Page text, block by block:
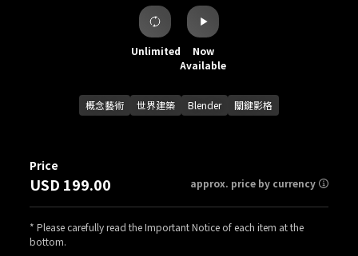
Unlimited
Now
Available
概念藝術 世界建築 Blender 關鍵影格
Price
USD 199.00 approx. price by currency
* Please carefully read the Important Notice of each item at the
bottom.